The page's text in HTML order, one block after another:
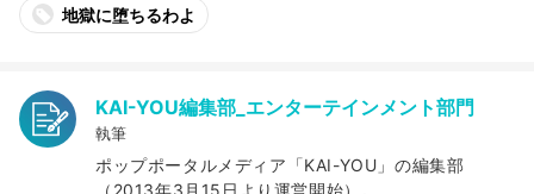
地獄に堕ちるわよ
KAI-YOU編集部_エンターテインメント部門
執筆
ポップポータルメディア「KAI-YOU」の編集部